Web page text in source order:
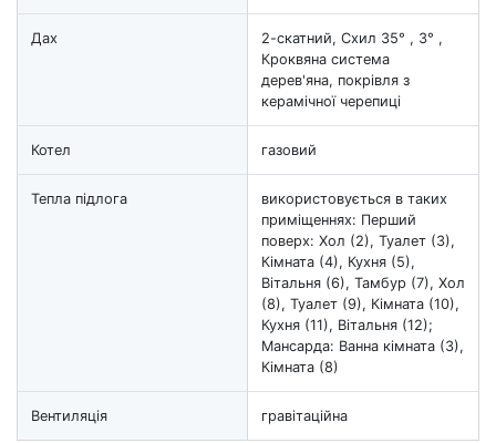
Дах
2-скатний, Схил 35° , 3° ,
Кроквяна система
дерев'яна, покрівля з
керамічної черепиці
Котел газовий
Тепла підлога
використовується в таких
приміщеннях: Перший
поверх: Хол (2), Туалет (3),
Кімната (4), Кухня (5),
Вітальня (6), Тамбур (7), Хол
(8), Туалет (9), Кімната (10),
Кухня (11), Вітальня (12);
Мансарда: Ванна кімната (3),
Кімната (8)
Вентиляція гравітаційна